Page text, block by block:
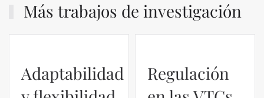
Más trabajos de investigación
Adaptabilidad
Regulación